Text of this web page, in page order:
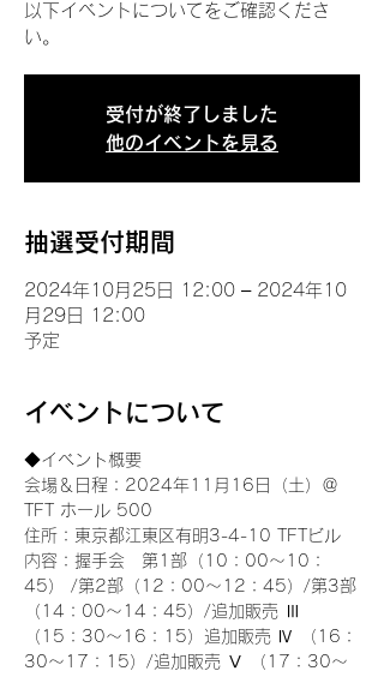
以下イベントについてをご確認くださ
い。
受付が終了しました
他のイベントを見る
抽選受付期間
2024年10月25日 12:00 – 2024年10
月29日 12:00
予定
イベントについて
◆イベント概要
会場＆日程：2024年11月16日（土）＠
TFT ホール 500
住所：東京都江東区有明3-4-10 TFTビル
内容：握手会　第1部（10：00～10：
45） /第2部（12：00～12：45）/第3部
（14：00～14：45）/追加販売 Ⅲ
（15：30～16：15）追加販売 Ⅳ （16：
30～17：15）/追加販売 Ⅴ （17：30～